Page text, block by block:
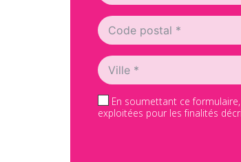
En soumettant ce
exploitées pour les finalités